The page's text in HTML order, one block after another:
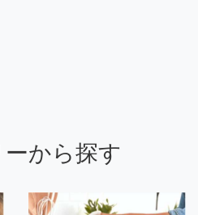
から探す